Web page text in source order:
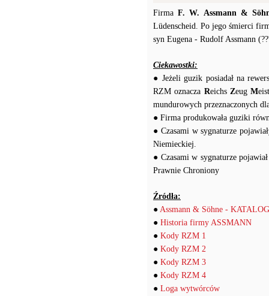
FirmaF. W. Assmann &
Lüdenscheid. Po jego śmierci
syn Eugena - Rudolf Assmann
Ciekawostki:
● Jeżeli guzik posiadał na
RZM oznacza ReichsZeugM
mundurowych przeznaczonych
● Firma produkowała guziki
● Czasami w sygnaturze
Niemieckiej.
● Czasami w sygnaturze
Prawnie Chroniony
Źródła:
● Assmann & Söhne - KATALOG
● Historia firmy ASSMANN
● Kody RZM 1
● Kody RZM 2
● Kody RZM 3
● Kody RZM 4
● Loga wytwórców